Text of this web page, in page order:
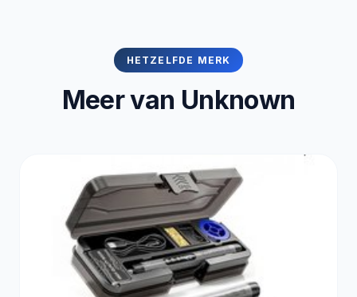
HETZELFDE MERK
Meer van Unknown